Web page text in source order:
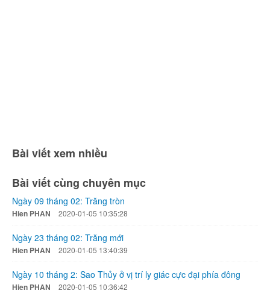
Bài viết xem nhiều
Bài viết cùng chuyên mục
Ngày 09 tháng 02: Trăng tròn
Hien PHAN 2020-01-05 10:35:28
Ngày 23 tháng 02: Trăng mới
Hien PHAN 2020-01-05 13:40:39
Ngày 10 tháng 2: Sao Thủy ở vị trí ly giác cực đại phía đông
Hien PHAN 2020-01-05 10:36:42